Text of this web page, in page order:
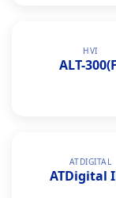
HVI
ALT-
ATDIGITAL
ATDigital